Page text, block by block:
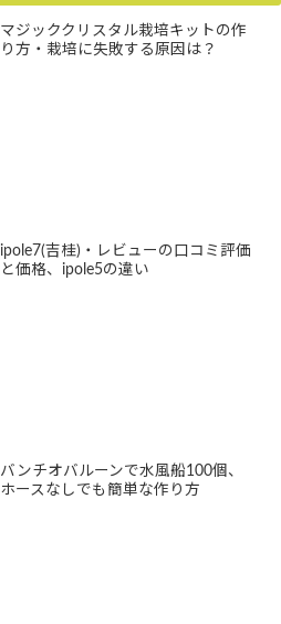
マジッククリスタル栽培キットの作
り方・栽培に失敗する原因は？
ipole7(吉桂)・レビューの口コミ評価
と価格、ipole5の違い
バンチオバルーンで水風船100個、
ホースなしでも簡単な作り方